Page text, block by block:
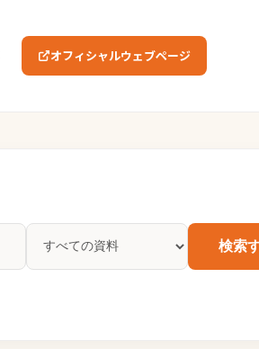
オフィシャルウェブページ
検索